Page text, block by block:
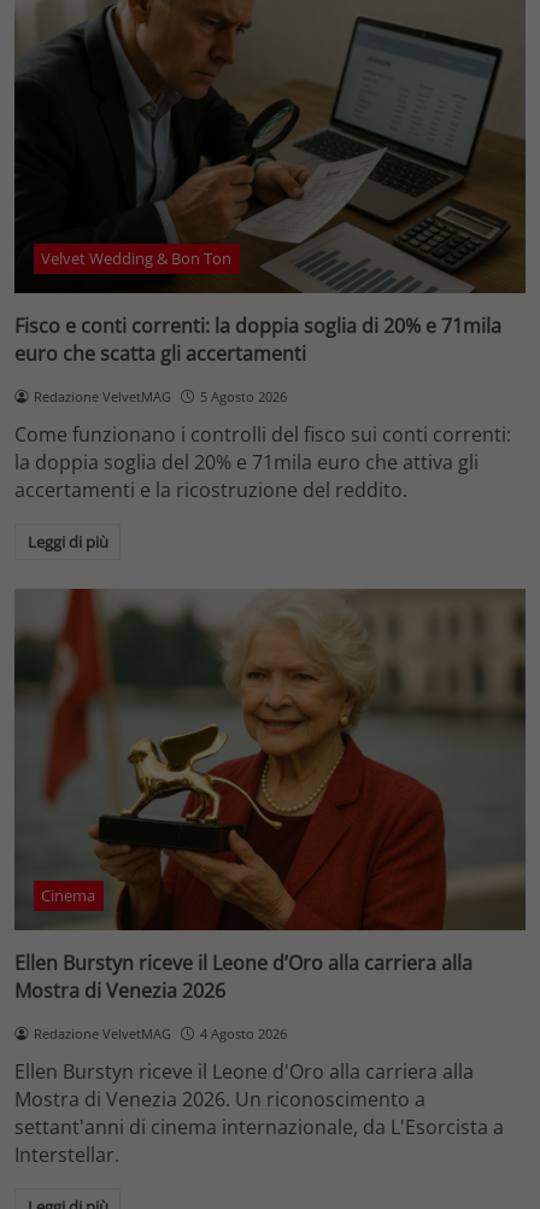
Velvet Wedding & Bon Ton
Fisco e conti correnti: la doppia soglia di 20% e 71mila
euro che scatta gli accertamenti
Redazione VelvetMAG 5 Agosto 2026
Come funzionano i controlli del fisco sui conti correnti:
la doppia soglia del 20% e 71mila euro che attiva gli
accertamenti e la ricostruzione del reddito.
Leggi di più
Cinema
Ellen Burstyn riceve il Leone d’Oro alla carriera alla
Mostra di Venezia 2026
Redazione VelvetMAG 4 Agosto 2026
Ellen Burstyn riceve il Leone d'Oro alla carriera alla
Mostra di Venezia 2026. Un riconoscimento a
settant'anni di cinema internazionale, da L'Esorcista a
Interstellar.